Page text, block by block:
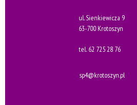
ul. Sienkiewicza 9
63-700 Krotoszyn
tel. 62 725 28 76
sp4@krotoszyn.pl